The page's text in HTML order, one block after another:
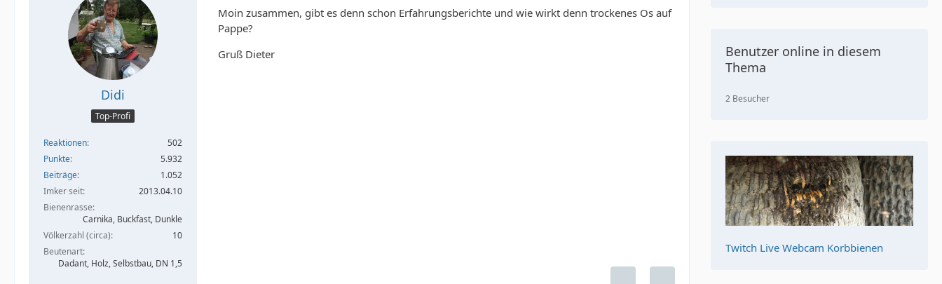
Didi
Top-Profi
Reaktionen
502
Punkte
5.932
Beiträge
1.052
Imker seit
2013.04.10
Bienenrasse
Carnika, Buckfast, Dunkle
Völkerzahl (circa)
10
Beutenart
Dadant, Holz, Selbstbau, DN 1,5
Moin zusammen, gibt es denn schon Erfahrungsberichte und wie wirkt denn trockenes Os auf
Pappe?
Gruß Dieter
Benutzer online in diesem
Thema
2 Besucher
Twitch Live Webcam Korbbienen